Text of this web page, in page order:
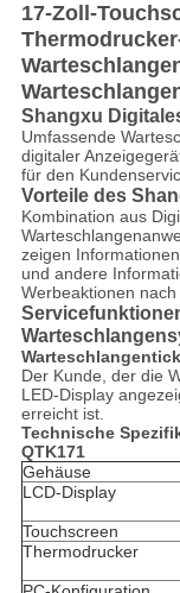
17-Zoll-
Shangxu
Umfassende
digitaler
für den
Vorteile des
Kombination aus
zeigen
und andere
Werbeaktionen
Der Kunde, der die
LED-Display
erreicht ist.
Technische
QTK171
Gehäuse
LCD-Display
Touchscreen
Thermodrucker